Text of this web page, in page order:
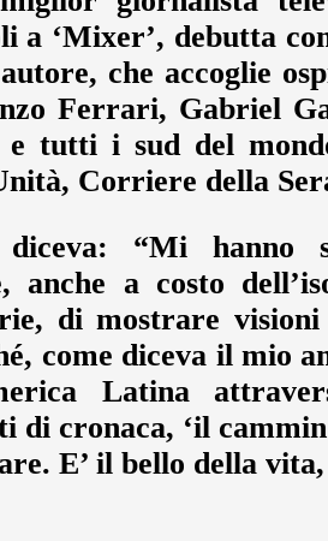
a ‘Mixer’, debutta
che accoglie
Ferrari, Gabriel
e tutti i sud del
Corriere della
“Mi hanno
anche a costo
di mostrare
come diceva il mio
Latina
cronaca, ‘il
E’ il bello della